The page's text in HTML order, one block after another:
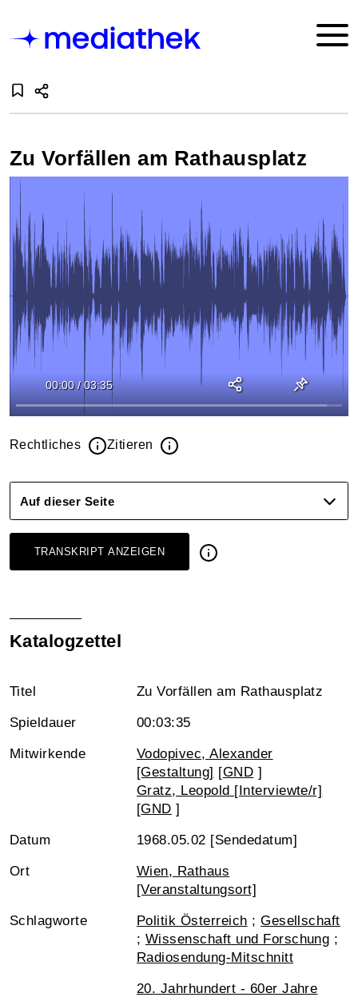
Zu Vorfällen am Rathausplatz
00:00 / 03:35
Rechtliches Zitieren
Auf dieser Seite
TRANSKRIPT ANZEIGEN
Katalogzettel
Titel Zu Vorfällen am Rathausplatz
Spieldauer 00:03:35
Mitwirkende
Vodopivec, Alexander
[Gestaltung] [GND ]
Gratz, Leopold [Interviewte/r]
[GND ]
Datum 1968.05.02 [Sendedatum]
Ort
Wien, Rathaus
[Veranstaltungsort]
Schlagworte Politik Österreich ;Gesellschaft
; Wissenschaft und Forschung ;
Radiosendung-Mitschnitt
20. Jahrhundert - 60er Jahre